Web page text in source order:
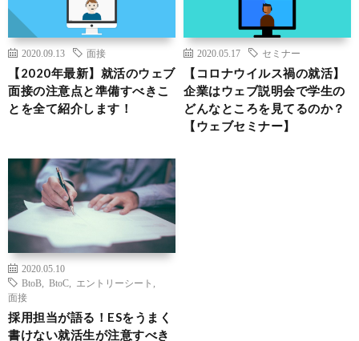
2020.09.13 面接
【2020年最新】就活のウェブ
面接の注意点と準備すべきこ
とを全て紹介します！
2020.05.17 セミナー
【コロナウイルス禍の就活】
企業はウェブ説明会で学生の
どんなところを見てるのか？
【ウェブセミナー】
2020.05.10
BtoB
BtoC エントリーシート
面接
採用担当が語る！ESをうまく
書けない就活生が注意すべき